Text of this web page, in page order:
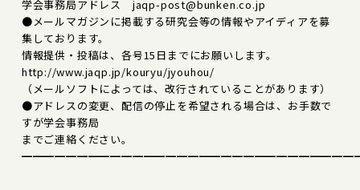
学会事務局アドレス jaqp-post@bunken.co.jp
●メールマガジンに掲載する研究会等の情報やアイディアを募
集しております。
情報提供・投稿は、各号15日までにお願いします。
http://www.jaqp.jp/kouryu/jyouhou/
（メールソフトによっては、改行されていることがあります）
●アドレスの変更、配信の停止を希望される場合は、お手数で
すが学会事務局
までご連絡ください。